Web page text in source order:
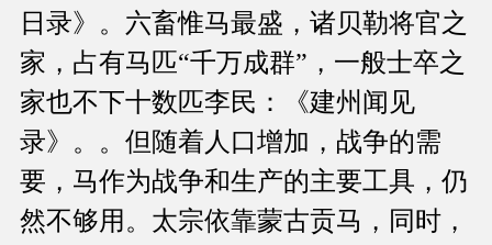
日录》。六畜惟马最盛，诸贝勒将官之
家，占有马匹“千万成群”，一般士卒之
家也不下十数匹李民：《建州闻见
录》。。但随着人口增加，战争的需
要，马作为战争和生产的主要工具，仍
然不够用。太宗依靠蒙古贡马，同时，